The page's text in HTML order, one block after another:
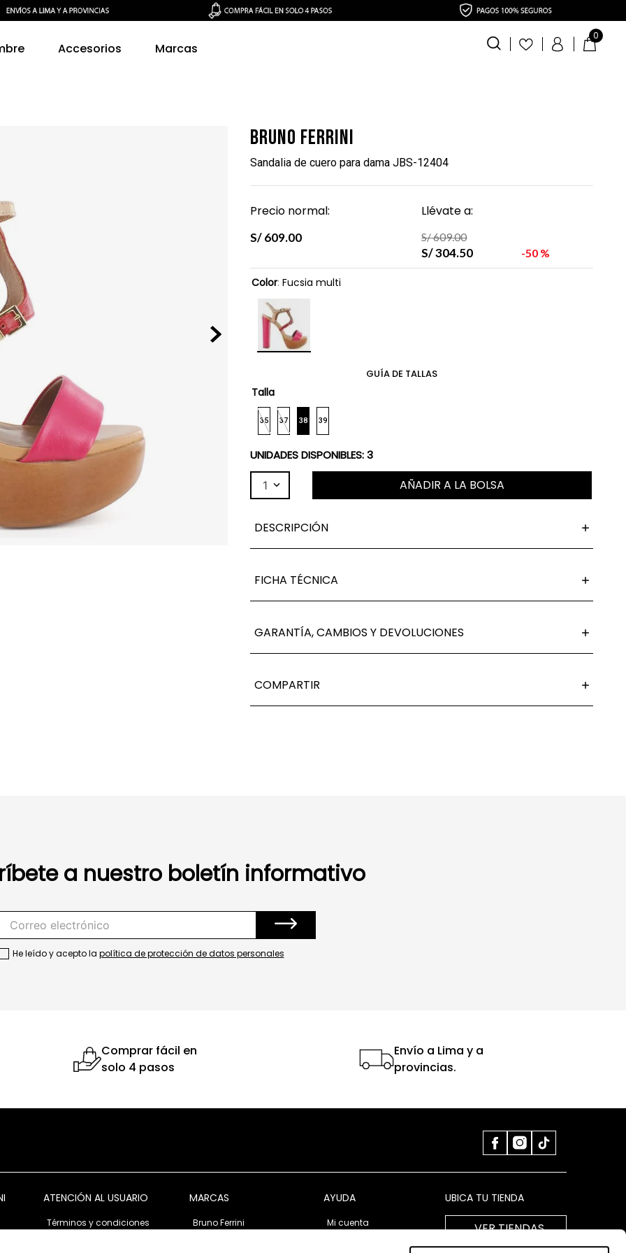
Accesorios Marcas
0
Bruno Ferrini
Sandalia de cuero para dama JBS-12404
Precio normal:
S/ 609.00
Llévate a:
S/609.00
S/304.50 50 %
Color: Fucsia multi
Talla
35 37 38 39
GUÍA DE TALLAS
UNIDADES DISPONIBLES:3
1 AÑADIR A LA BOLSA
DESCRIPCIÓN
FICHA TÉCNICA
GARANTÍA, CAMBIOS Y DEVOLUCIONES
COMPARTIR
a nuestro boletín informativo
He leído y acepto la política de protección de datos personales
Comprar fácil en
solo 4 pasos
Envío a Lima y a
provincias.
ATENCIÓN AL USUARIO
Términos y condiciones
MARCAS
Bruno Ferrini
AYUDA
Mi cuenta
UBICA TU TIENDA
VER TIENDAS